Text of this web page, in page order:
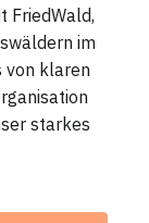
FriedWald,
im
von klaren
starkes